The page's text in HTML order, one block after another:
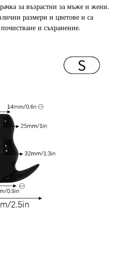
за възрастни за мъже и жени.
размери и цветове и са
и съхранение.